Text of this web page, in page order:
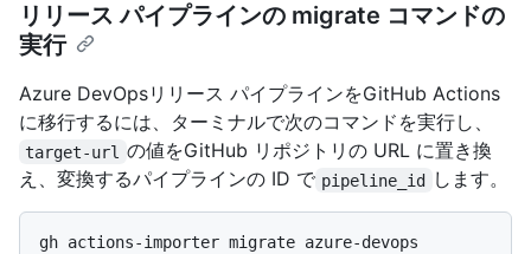
リリース パイプラインの migrate コマンドの
実行
Azure DevOpsリリース パイプラインをGitHub Actions
に移行するには、ターミナルで次のコマンドを実行し、
target-url の値をGitHub リポジトリの URL に置き換
え、変換するパイプラインの ID で pipeline_id します。
gh actions-importer migrate azure-devops